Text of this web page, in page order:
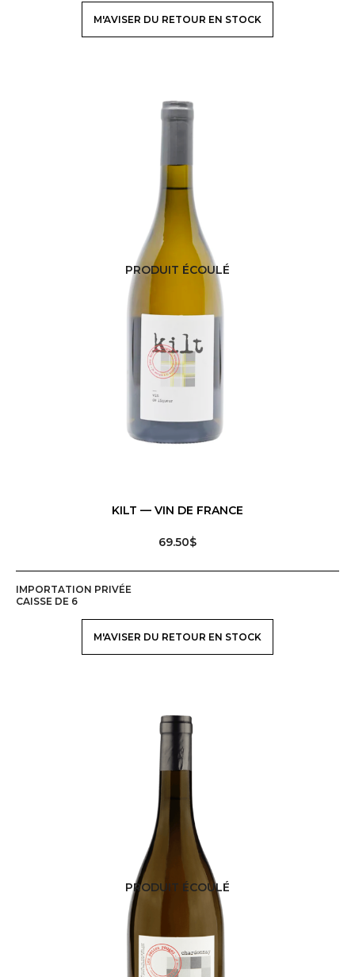
M'AVISER DU RETOUR EN STOCK
PRODUIT ÉCOULÉ
KILT — VIN DE FRANCE
69.50$
IMPORTATION PRIVÉE
CAISSE DE 6
M'AVISER DU RETOUR EN STOCK
PRODUIT ÉCOULÉ